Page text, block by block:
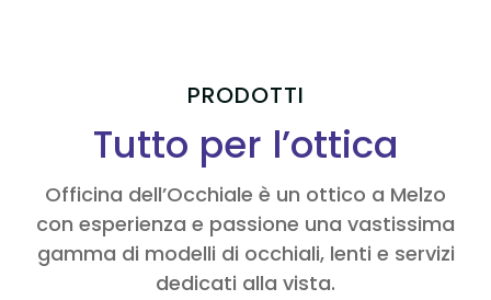
PRODOTTI
Tutto per l’ottica
Officina dell’Occhiale è un ottico a Melzo
con esperienza e passione una vastissima
gamma di modelli di occhiali, lenti e servizi
dedicati alla vista.